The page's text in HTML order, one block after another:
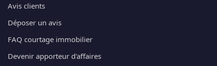
Avis clients
Déposer un avis
FAQ courtage immobilier
Devenir apporteur d'affaires